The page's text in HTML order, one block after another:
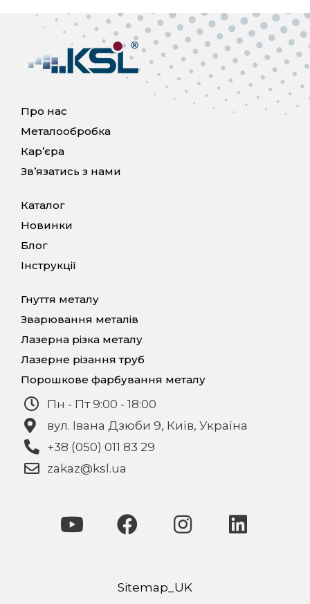
Про нас
Металообробка
Кар’єра
Зв’язатись з нами
Каталог
Новинки
Блог
Інструкції
Гнуття металу
Зварювання металів
Лазерна різка металу
Лазерне різання труб
Порошкове фарбування металу
Пн - Пт 9:00 - 18:00
вул. Івана Дзюби 9, Київ, Україна
+38 (050) 011 83 29
zakaz@ksl.ua
Sitemap_UK